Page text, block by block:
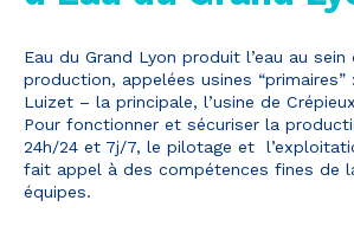
d’une démarche forte d’écoconception.
Si vous aussi vous souhaitez diminuer
besoins énergétiques nécessaires à
vous pouvez le parcourir dans son
sollicitera très peu nos serveurs et
ainsi un acteur majeur de
Merci pour votre contribution !
Eau du Grand Lyon produit l’eau au
production, appelées usines “primaires”
Luizet – la principale, l’usine de
Pour fonctionner et sécuriser la
24h/24 et 7j/7, le pilotage et
fait appel à des compétences fines de
équipes.